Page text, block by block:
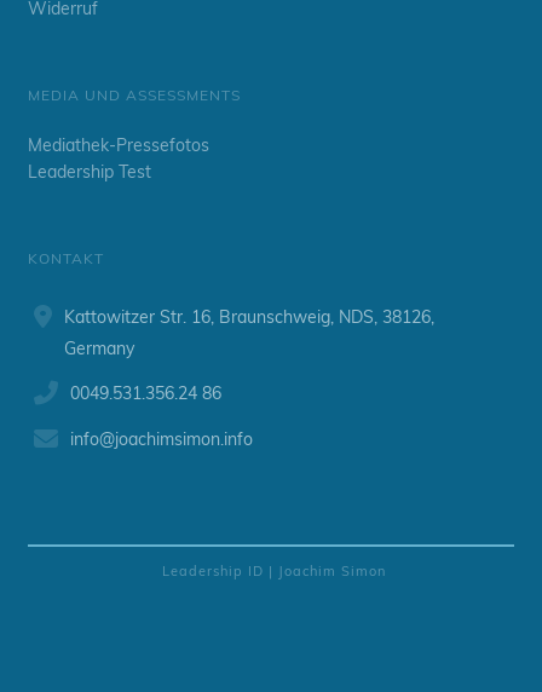
Widerruf
MEDIA UND ASSESSMENTS
Mediathek-Pressefotos
Leadership Test
KONTAKT
Kattowitzer Str. 16, Braunschweig, NDS, 38126,
Germany
0049.531.356.24 86
info@joachimsimon.info
Leadership ID | Joachim Simon